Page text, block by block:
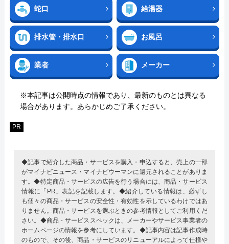
蛇口 給湯器
排水管・排水口 お風呂
業者 メーカー
※本記事は公開時点の情報であり、最新のものとは異なる
場合があります。あらかじめご了承ください。
PR
◆記事で紹介した商品・サービスを購入・申込すると、売上の一部
がマイナビニュース・マイナビウーマンに還元されることがありま
す。◆特定商品・サービスの広告を行う場合には、商品・サービス
情報に「PR」表記を記載します。◆紹介している情報は、必ずし
も個々の商品・サービスの安全性・有効性を示しているわけではあ
りません。商品・サービスを選ぶときの参考情報としてご利用くだ
さい。◆商品・サービススペックは、メーカーやサービス事業者の
ホームページの情報を参考にしています。◆記事内容は記事作成時
のもので、その後、商品・サービスのリニューアルによって仕様や